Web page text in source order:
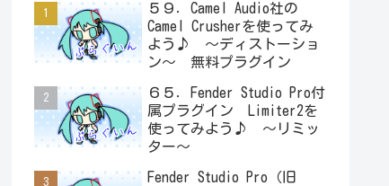
５９．Camel Audio社の
Camel Crusherを使ってみ
よう♪ ～ディストーショ
ン～ 無料プラグイン
６５．Fender Studio Pro付
属プラグイン Limiter2を
使ってみよう♪ ～リミッ
ター～
Fender Studio Pro（旧